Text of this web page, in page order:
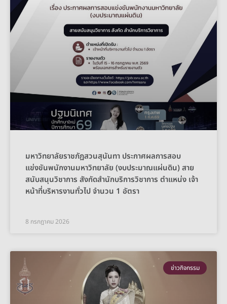
มหาวิทยาลัยราชภัฏสวนสุนันทา ประกาศผลการสอบ
แข่งขันพนักงานมหาวิทยาลัย (งบประมาณแผ่นดิน) สาย
สนับสนุนวิชาการ สังกัดสำนักบริการวิชาการ ตำแหน่ง เจ้า
หน้าที่บริหารงานทั่วไป จำนวน 1 อัตรา
8 กรกฎาคม 2026
ข่าวกิจกรรม